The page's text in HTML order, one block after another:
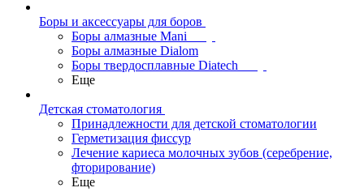
Боры и аксессуары для боров
Боры алмазные Mani
Боры алмазные Dialom
Боры твердосплавные Diatech
Еще
Детская стоматология
Принадлежности для детской стоматологии
Герметизация фиссур
Лечение кариеса молочных зубов (серебрение,
фторирование)
Еще